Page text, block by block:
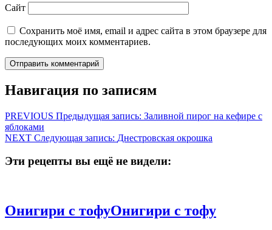
Сайт
Сохранить моё имя, email и адрес сайта в этом браузере для
последующих моих комментариев.
Навигация по записям
PREVIOUS Предыдущая запись: Заливной пирог на кефире с
яблоками
NEXT Следующая запись: Днестровская окрошка
Эти рецепты вы ещё не видели:
Онигири с тофуОнигири с тофу